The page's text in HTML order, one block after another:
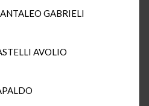
GABRIELI
AVOLIO